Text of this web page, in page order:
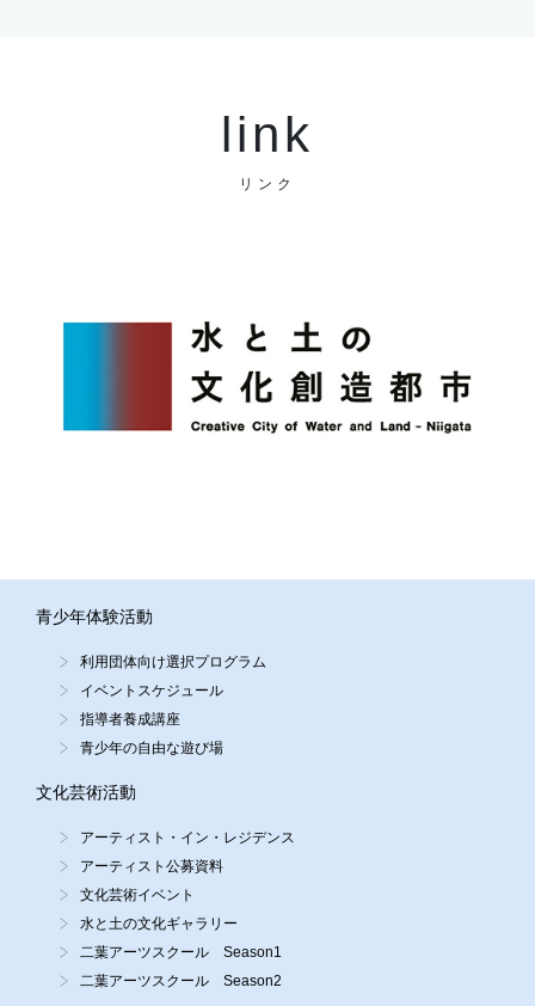
link
リンク
青少年体験活動
利用団体向け選択プログラム
イベントスケジュール
指導者養成講座
青少年の自由な遊び場
文化芸術活動
アーティスト・イン・レジデンス
アーティスト公募資料
文化芸術イベント
水と土の文化ギャラリー
二葉アーツスクール Season1
二葉アーツスクール Season2